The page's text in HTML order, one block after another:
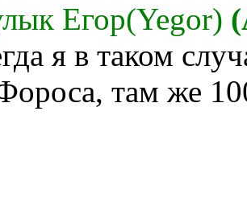
Егор(Yegor)
я в таком
там же